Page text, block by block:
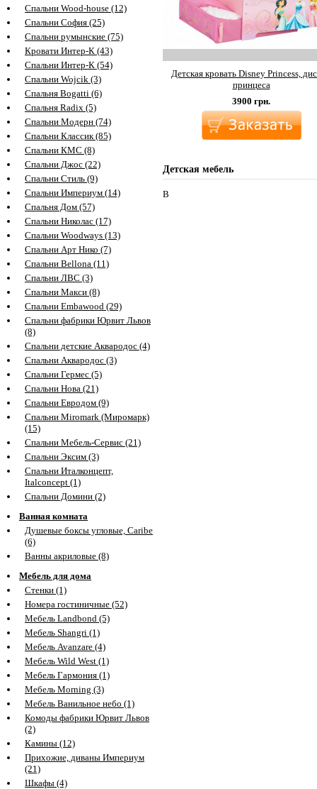
Спальни Wood-house (12)
Спальни София (25)
Спальни румынские (75)
Кровати Интер-К (43)
Спальни Интер-К (54)
Спальни Wojcik (3)
Спальня Bogatti (6)
Спальня Radix (5)
Спальни Модерн (74)
Спальни Классик (85)
Спальни КМС (8)
Спальни Джос (22)
Спальни Стиль (9)
Спальни Империум (14)
Спальня Дом (57)
Спальни Николас (17)
Спальни Woodways (13)
Спальни Арт Нико (7)
Спальни Bellona (11)
Спальни ЛВС (3)
Спальни Макси (8)
Спальни Embawood (29)
Спальни фабрики Юрвит Львов
(8)
Спальни детские Аквародос (4)
Спальни Аквародос (3)
Спальни Гермес (5)
Спальни Нова (21)
Спальни Евродом (9)
Спальни Miromark (Миромарк)
(15)
Спальни Мебель-Сервис (21)
Спальни Эксим (3)
Спальни Италконцепт,
Italconcept (1)
Спальни Домини (2)
Ванная комната
Душевые боксы угловые, Caribe
(6)
Ванны акриловые (8)
Мебель для дома
Стенки (1)
Номера гостиничные (52)
Мебель Landbond (5)
Мебель Shangri (1)
Мебель Avanzare (4)
Мебель Wild West (1)
Мебель Гармония (1)
Мебель Morning (3)
Мебель Ванильное небо (1)
Комоды фабрики Юрвит Львов
(2)
Камины (12)
Прихожие, диваны Империум
(21)
Шкафы (4)
Детская кровать Disney Princess,
принцеса
3900 грн.
Детская мебель
В